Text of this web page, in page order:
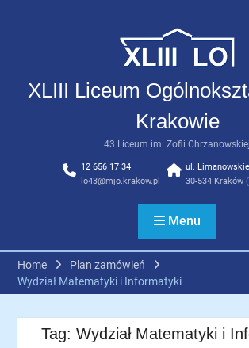
XLIII Liceum
Krakowie
43 Liceum im. Zofii Chrzanowskiej
12 656 17 34
lo43@mjo.krakow.pl
ul.
30-534 Kraków
Menu
Home
Plan zamówień
Wydział Matematyki i Informatyki
Tag: Wydział Matematyki i